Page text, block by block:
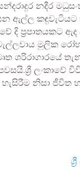
නදීර
ඇල්ල
දි ප්‍රපාතයකට
මුලික
ශරිරාගාරයේ
ලංකාවේ
නිසා